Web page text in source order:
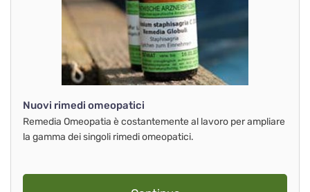
Nuovi rimedi omeopatici
Remedia Omeopatia è costantemente al lavoro per ampliare
la gamma dei singoli rimedi omeopatici.